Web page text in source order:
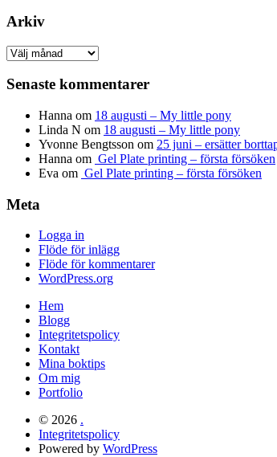
Arkiv
Arkiv
Senaste kommentarer
Hanna om 18 augusti – My little pony
Linda N om 18 augusti – My little pony
Yvonne Bengtsson om 25 juni – ersätter
Hanna om Gel Plate printing – första försöken
Eva om Gel Plate printing – första försöken
Meta
Logga in
Flöde för inlägg
Flöde för kommentarer
WordPress.org
Hem
Blogg
Integritetspolicy
Kontakt
Mina boktips
Om mig
Portfolio
© 2026 .
Integritetspolicy
Powered by WordPress